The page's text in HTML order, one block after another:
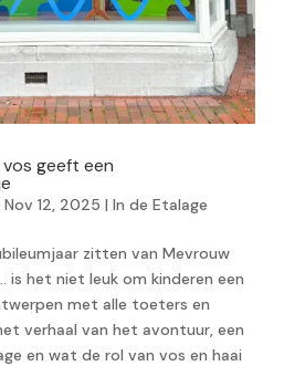
geeft een
Nov 12, 2025 | In de Etalage
zitten van Mevrouw
is het niet leuk om kinderen een
met alle toeters en
verhaal van het avontuur, een
en wat de rol van vos en haai